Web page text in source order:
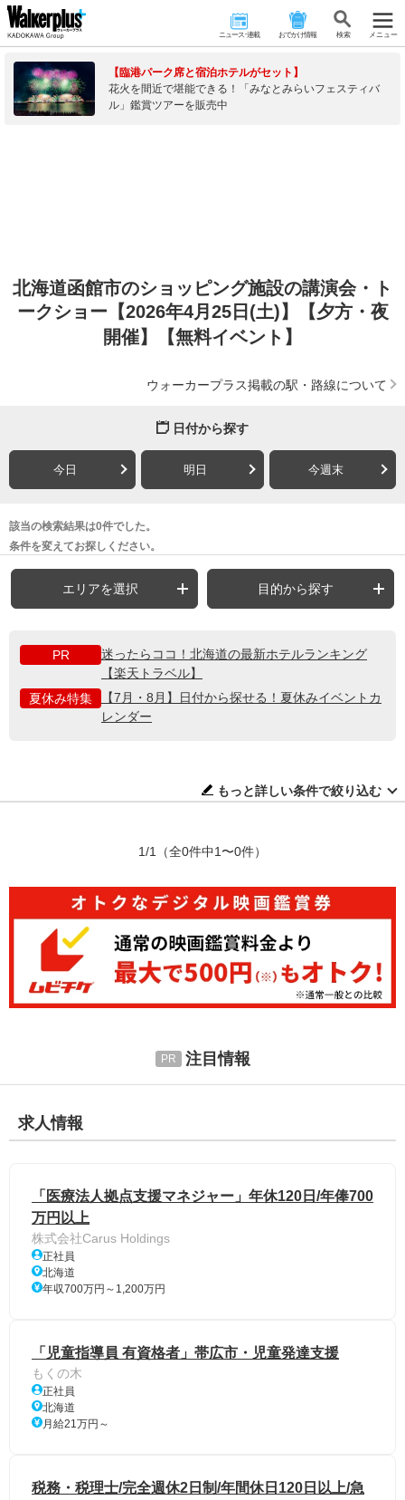
ニュース･連載 おでかけ情報 検 索 メニュー
【臨港パーク席と宿泊ホテルがセット】
花火を間近で堪能できる！「みなとみらいフェスティバ
ル」鑑賞ツアーを販売中
北海道函館市のショッピング施設の講演会・ト
ークショー【2026年4月25日(土)】【夕方・夜
開催】【無料イベント】
ウォーカープラス掲載の駅・路線について
日付から探す
今日 明日 今週末
該当の検索結果は0件でした。
条件を変えてお探しください。
エリアを選択 目的から探す
PR
迷ったらココ！北海道の最新ホテルランキング
【楽天トラベル】
夏休み特集
【7月・8月】日付から探せる！夏休みイベントカ
レンダー
もっと詳しい条件で絞り込む
1/1 （全0件中1〜0件）
注目情報
求人情報
「医療法人拠点支援マネジャー」年休120日/年俸700
万円以上
株式会社Carus Holdings
正社員
北海道
年収700万円～1,200万円
「児童指導員 有資格者」帯広市・児童発達支援
もくの木
正社員
北海道
月給21万円～
税務・税理士/完全週休2日制/年間休日120日以上/急